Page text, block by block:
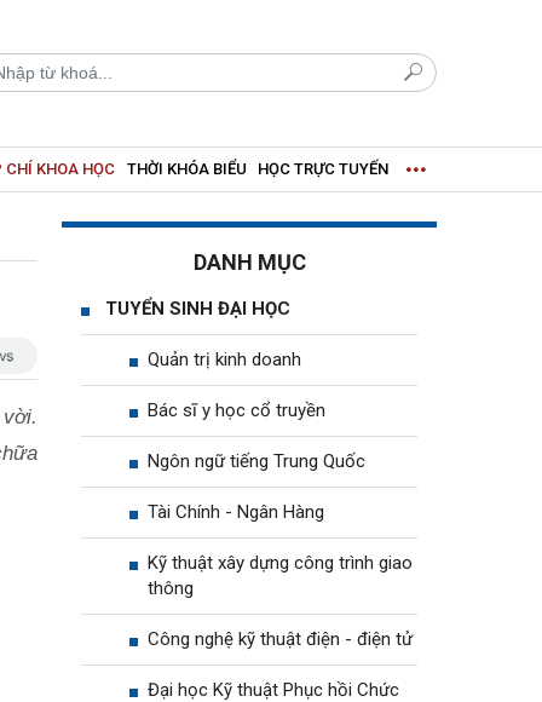
CHÍ KHOA HỌC THỜI KHÓA BIỂU HỌC TRỰC TUYẾN
DANH MỤC
TUYỂN SINH ĐẠI HỌC
Quản trị kinh doanh
Bác sĩ y học cổ truyền
Ngôn ngữ tiếng Trung Quốc
Tài Chính - Ngân Hàng
Kỹ thuật xây dựng công trình giao
thông
Công nghệ kỹ thuật điện - điện tử
Đại học Kỹ thuật Phục hồi Chức